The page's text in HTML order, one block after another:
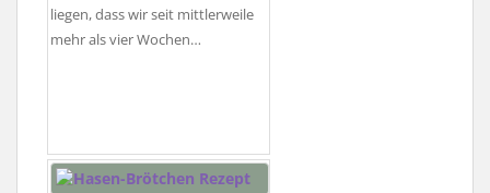
liegen, dass wir seit mittlerweile
mehr als vier Wochen…